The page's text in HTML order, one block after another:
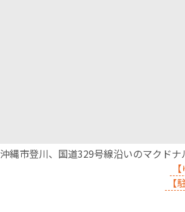
沖縄市登川、国道329号線沿いのマクド